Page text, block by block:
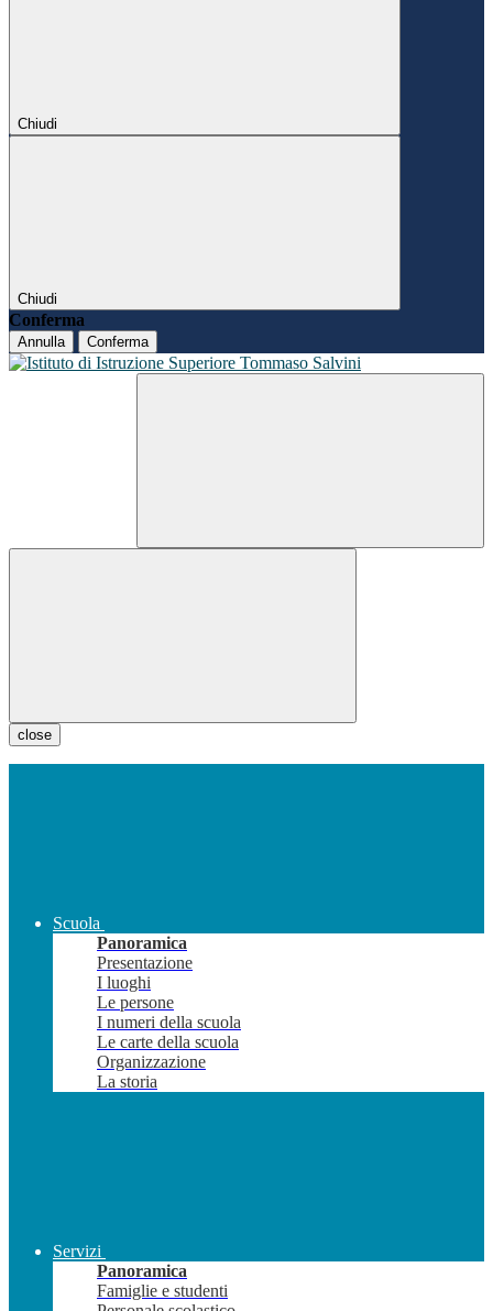
Chiudi
Chiudi
Conferma
Annulla Conferma
close
Scuola
Panoramica
Presentazione
I luoghi
Le persone
I numeri della scuola
Le carte della scuola
Organizzazione
La storia
Servizi
Panoramica
Famiglie e studenti